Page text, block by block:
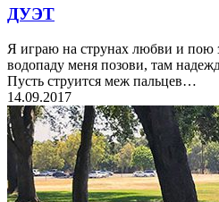
ДУЭТ
Я играю на струнах любви и пою
водопаду меня позови, там
Пусть струится меж пальцев…
14.09.2017